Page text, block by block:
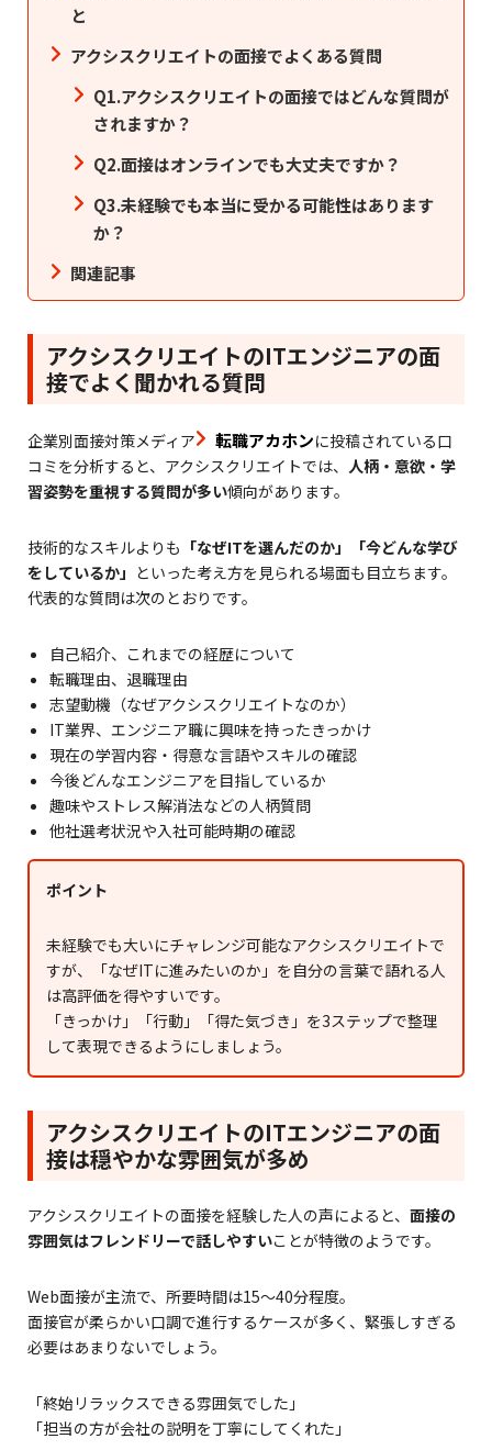
と
アクシスクリエイトの面接でよくある質問
Q1.アクシスクリエイトの面接ではどんな質問が
されますか？
Q2.面接はオンラインでも大丈夫ですか？
Q3.未経験でも本当に受かる可能性はあります
か？
関連記事
アクシスクリエイトのITエンジニアの面
接でよく聞かれる質問
企業別面接対策メディア 転職アカホンに投稿されている口
コミを分析すると、アクシスクリエイトでは、 人柄・意欲・学
習姿勢を重視する質問が多い傾向があります。
技術的なスキルよりも 「なぜITを選んだのか」「今どんな学び
をしているか」 といった考え方を見られる場面も目立ちます。
代表的な質問は次のとおりです。
自己紹介、これまでの経歴について
転職理由、退職理由
志望動機（なぜアクシスクリエイトなのか）
IT業界、エンジニア職に興味を持ったきっかけ
現在の学習内容・得意な言語やスキルの確認
今後どんなエンジニアを目指しているか
趣味やストレス解消法などの人柄質問
他社選考状況や入社可能時期の確認
ポイント
未経験でも大いにチャレンジ可能なアクシスクリエイトで
すが、「なぜITに進みたいのか」を自分の言葉で語れる人
は高評価を得やすいです。
「きっかけ」「行動」「得た気づき」を3ステップで整理
して表現できるようにしましょう。
アクシスクリエイトのITエンジニアの面
接は穏やかな雰囲気が多め
アクシスクリエイトの面接を経験した人の声によると、 面接の
雰囲気はフレンドリーで話しやすいことが特徴のようです。
Web面接が主流で、所要時間は15〜40分程度。
面接官が柔らかい口調で進行するケースが多く、緊張しすぎる
必要はあまりないでしょう。
「終始リラックスできる雰囲気でした」
「担当の方が会社の説明を丁寧にしてくれた」